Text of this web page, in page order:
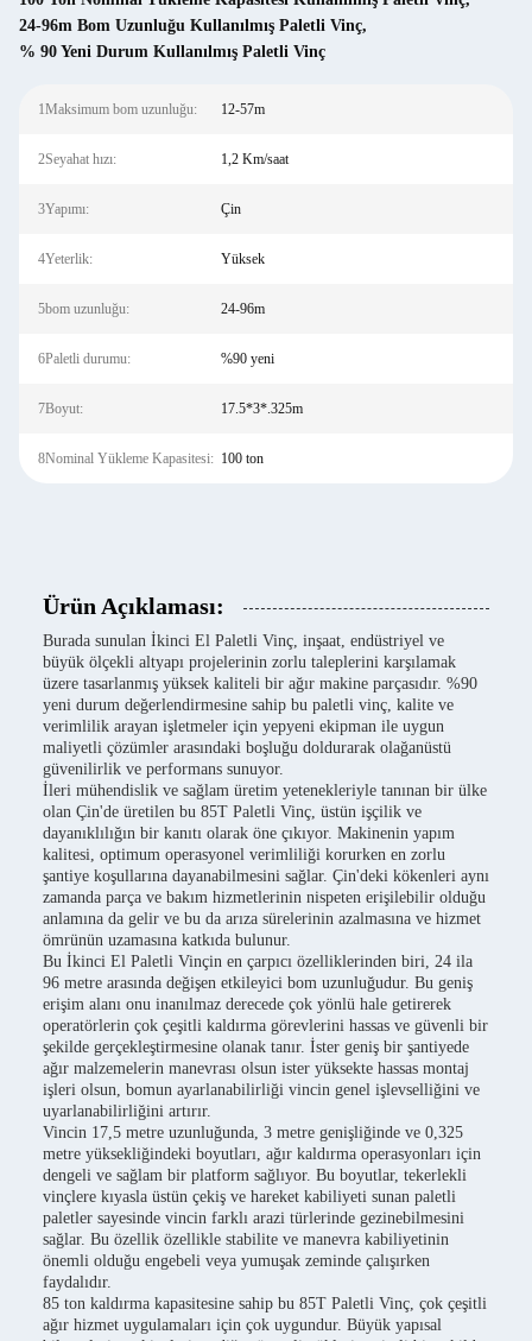
24-96m Bom Uzunluğu Kullanılmış Paletli Vinç,
% 90 Yeni Durum Kullanılmış Paletli Vinç
1Maksimum bom uzunluğu: 12-57m
2Seyahat hızı: 1,2 Km/saat
3Yapımı: Çin
4Yeterlik: Yüksek
5bom uzunluğu: 24-96m
6Paletli durumu: %90 yeni
7Boyut: 17.5*3*.325m
8Nominal Yükleme Kapasitesi: 100 ton
Ürün Açıklaması:
Burada sunulan İkinci El Paletli Vinç, inşaat, endüstriyel ve
büyük ölçekli altyapı projelerinin zorlu taleplerini karşılamak
üzere tasarlanmış yüksek kaliteli bir ağır makine parçasıdır. %90
yeni durum değerlendirmesine sahip bu paletli vinç, kalite ve
verimlilik arayan işletmeler için yepyeni ekipman ile uygun
maliyetli çözümler arasındaki boşluğu doldurarak olağanüstü
güvenilirlik ve performans sunuyor.
İleri mühendislik ve sağlam üretim yetenekleriyle tanınan bir ülke
olan Çin'de üretilen bu 85T Paletli Vinç, üstün işçilik ve
dayanıklılığın bir kanıtı olarak öne çıkıyor. Makinenin yapım
kalitesi, optimum operasyonel verimliliği korurken en zorlu
şantiye koşullarına dayanabilmesini sağlar. Çin'deki kökenleri aynı
zamanda parça ve bakım hizmetlerinin nispeten erişilebilir olduğu
anlamına da gelir ve bu da arıza sürelerinin azalmasına ve hizmet
ömrünün uzamasına katkıda bulunur.
Bu İkinci El Paletli Vinçin en çarpıcı özelliklerinden biri, 24 ila
96 metre arasında değişen etkileyici bom uzunluğudur. Bu geniş
erişim alanı onu inanılmaz derecede çok yönlü hale getirerek
operatörlerin çok çeşitli kaldırma görevlerini hassas ve güvenli bir
şekilde gerçekleştirmesine olanak tanır. İster geniş bir şantiyede
ağır malzemelerin manevrası olsun ister yüksekte hassas montaj
işleri olsun, bomun ayarlanabilirliği vincin genel işlevselliğini ve
uyarlanabilirliğini artırır.
Vincin 17,5 metre uzunluğunda, 3 metre genişliğinde ve 0,325
metre yüksekliğindeki boyutları, ağır kaldırma operasyonları için
dengeli ve sağlam bir platform sağlıyor. Bu boyutlar, tekerlekli
vinçlere kıyasla üstün çekiş ve hareket kabiliyeti sunan paletli
paletler sayesinde vincin farklı arazi türlerinde gezinebilmesini
sağlar. Bu özellik özellikle stabilite ve manevra kabiliyetinin
önemli olduğu engebeli veya yumuşak zeminde çalışırken
faydalıdır.
85 ton kaldırma kapasitesine sahip bu 85T Paletli Vinç, çok çeşitli
ağır hizmet uygulamaları için çok uygundur. Büyük yapısal